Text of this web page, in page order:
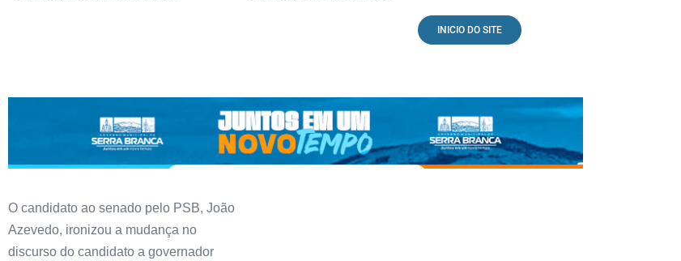
INICIO DO SITE
O candidato ao senado pelo PSB, João
Azevedo, ironizou a mudança no
discurso do candidato a governador